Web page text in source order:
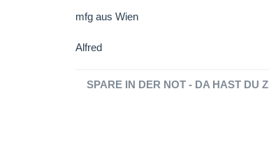
mfg aus Wien
Alfred
SPARE IN DER NOT - DA HAST DU